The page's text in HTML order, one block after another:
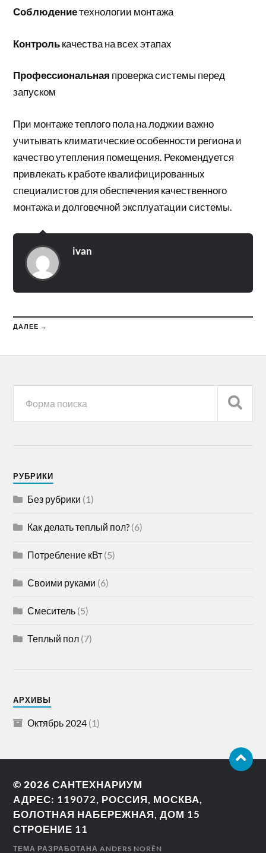
Соблюдениетехнологии монтажа
Контролькачества на всех этапах
Профессиональная проверка системы перед
запуском
При монтаже теплого пола на лоджии важно
учитывать климатические особенности региона и
качество утепления помещения. Рекомендуется
привлекать к работе квалифицированных
специалистов для обеспечения качественного
монтажа и долговечной эксплуатации системы.
ivan
ДАЛЕЕ →
РУБРИКИ
Без рубрики (1)
Как делать теплый пол? (6)
Потребление кВт (5)
Своими руками (6)
Смеситель (5)
Теплый пол (7)
АРХИВЫ
Октябрь 2024 (1)
© 2026САНТЕХНАРИУМ
АДРЕС: 119072, РОССИЯ, МОСКВА,
БОЛОТНАЯ НАБЕРЕЖНАЯ, ДОМ 15
СТРОЕНИЕ 11
ТЕМА РАЗРАБОТАНАANDERS NORÉN